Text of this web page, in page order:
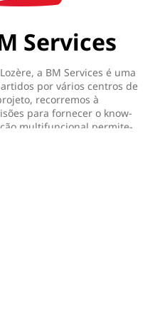
Services
a BM Services é uma
por vários centros de
recorremos à
para fornecer o know-
multifuncional permite-